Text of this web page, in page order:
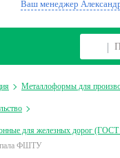
Ваш менеджер
Металлоформы для
для железных дорог (ГОСТ
ФШТУ